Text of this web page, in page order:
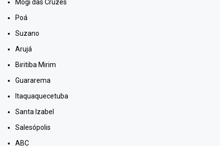
Mogi das Cruzes
Poá
Suzano
Arujá
Biritiba Mirim
Guararema
Itaquaquecetuba
Santa Izabel
Salesópolis
ABC